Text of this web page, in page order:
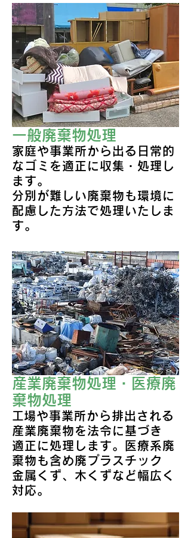
一般廃棄物処理
家庭や事業所から出る日常的
なゴミを適正に収集・処理し
ます。
​分別が難しい廃棄物も環境に
配慮した方法で処理いたしま
す。
産業廃棄物処理・医療廃
棄物処理
​工場や事業所から排出される
産業廃棄物を法令に基づき
適正に処理します。医療系廃
棄物も含め廃プラスチック
金属くず、木くずなど幅広く
対応。